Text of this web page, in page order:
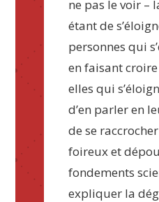
ne pas le voir –
étant de
personnes qui
en faisant
elles qui
d’en parler en
de se
foireux et
fondements
expliquer la